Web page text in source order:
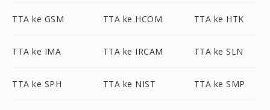
TTA ke GSM TTA ke HCOM TTA ke HTK
TTA ke IMA TTA ke IRCAM TTA ke SLN
TTA ke SPH TTA ke NIST TTA ke SMP